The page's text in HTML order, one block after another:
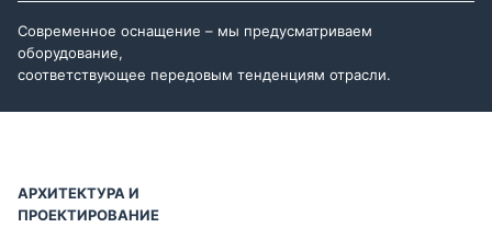
Современное оснащение – мы предусматриваем
оборудование,
соответствующее передовым тенденциям отрасли.
АРХИТЕКТУРА И
ПРОЕКТИРОВАНИЕ